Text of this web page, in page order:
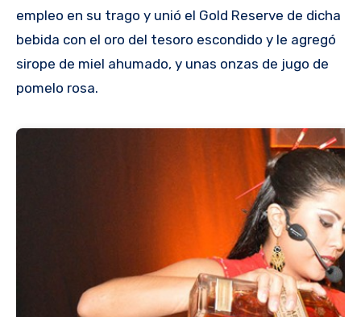
empleo en su trago y unió el Gold Reserve de dicha
bebida con el oro del tesoro escondido y le agregó
sirope de miel ahumado, y unas onzas de jugo de
pomelo rosa.